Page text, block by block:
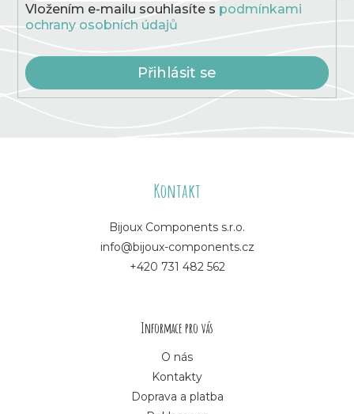
Vložením e-mailu souhlasíte s podmínkami
ochrany osobních údajů
Přihlásit se
Kontakt
Bijoux Components s.r.o.
info@bijoux-components.cz
+420 731 482 562
Informace pro vás
O nás
Kontakty
Doprava a platba